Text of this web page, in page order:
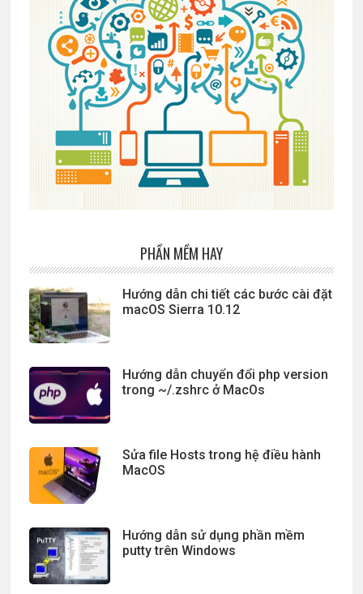
PHẦN MỀM HAY
Hướng dẫn chi tiết các bước cài đặt
macOS Sierra 10.12
Hướng dẫn chuyển đổi php version
trong ~/.zshrc ở MacOs
Sửa file Hosts trong hệ điều hành
MacOS
Hướng dẫn sử dụng phần mềm
putty trên Windows